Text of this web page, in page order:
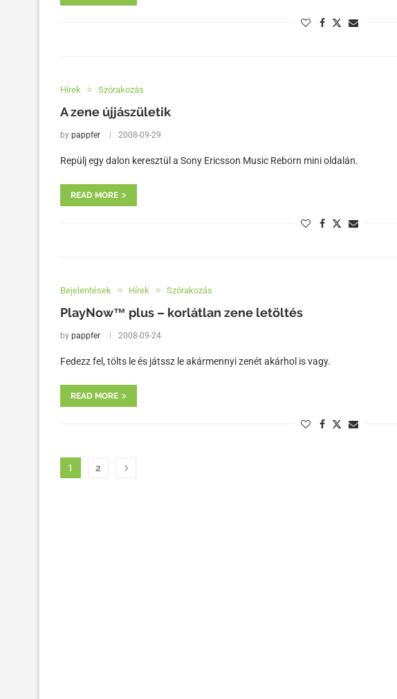
Hírek Szórakozás
A zene újjászületik
by pappfer 2008-09-29
Repülj egy dalon keresztül a Sony Ericsson Music Reborn mini oldalán.
READ MORE
Bejelentések Hírek Szórakozás
PlayNow™ plus – korlátlan zene letöltés
by pappfer 2008-09-24
Fedezz fel, tölts le és játssz le akármennyi zenét akárhol is vagy.
READ MORE
1 2